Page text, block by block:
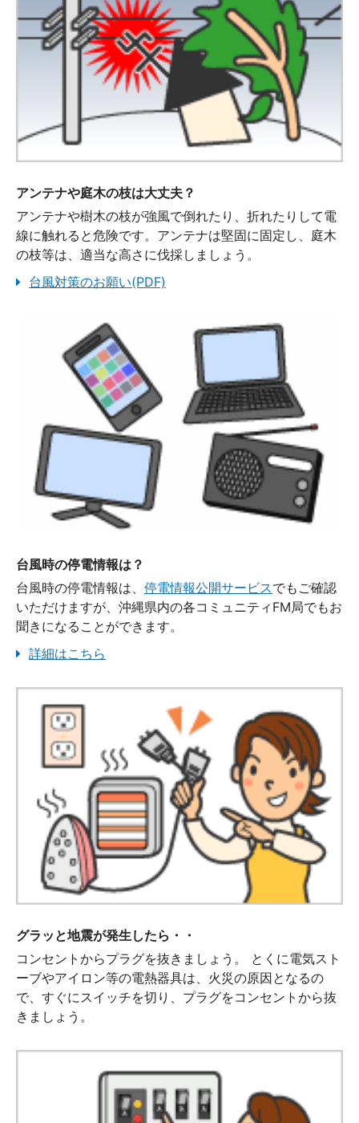
アンテナや庭木の枝は大丈夫？
アンテナや樹木の枝が強風で倒れたり、折れたりして電
線に触れると危険です。アンテナは堅固に固定し、庭木
の枝等は、適当な高さに伐採しましょう。
台風対策のお願い(PDF)
台風時の停電情報は？
台風時の停電情報は、 停電情報公開サービスでもご確認
いただけますが、沖縄県内の各コミュニティFM局でもお
聞きになることができます。
詳細はこちら
グラッと地震が発生したら・・
コンセントからプラグを抜きましょう。 とくに電気スト
ーブやアイロン等の電熱器具は、火災の原因となるの
で、すぐにスイッチを切り、プラグをコンセントから抜
きましょう。